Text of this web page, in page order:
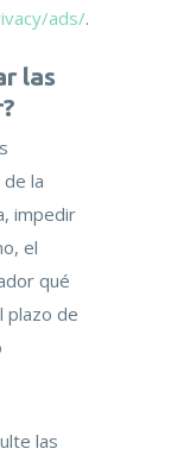
ads/.
las
la
impedir
el
qué
plazo de
las